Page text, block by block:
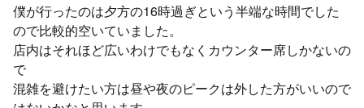
僕が行ったのは夕方の16時過ぎという半端な時間でした
ので比較的空いていました。
店内はそれほど広いわけでもなくカウンター席しかないの
で
混雑を避けたい方は昼や夜のピークは外した方がいいので